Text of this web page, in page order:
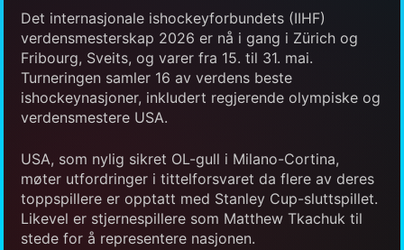
Det internasjonale ishockeyforbundets (IIHF)
verdensmesterskap 2026 er nå i gang i Zürich og
Fribourg, Sveits, og varer fra 15. til 31. mai.
Turneringen samler 16 av verdens beste
ishockeynasjoner, inkludert regjerende olympiske og
verdensmestere USA.
USA, som nylig sikret OL-gull i Milano-Cortina,
møter utfordringer i tittelforsvaret da flere av deres
toppspillere er opptatt med Stanley Cup-sluttspillet.
Likevel er stjernespillere som Matthew Tkachuk til
stede for å representere nasjonen.